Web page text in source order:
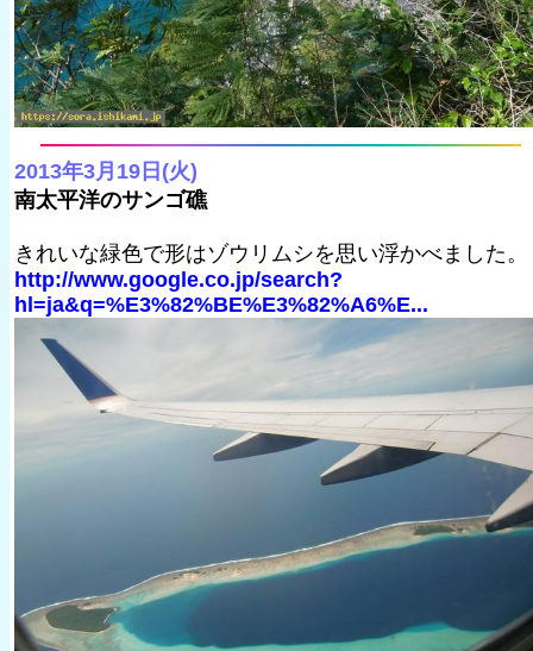
2013年3月19日(火)
南太平洋のサンゴ礁
きれいな緑色で形はゾウリムシを思い浮かべました。
http://www.google.co.jp/search?
hl=ja&q=%E3%82%BE%E3%82%A6%E...